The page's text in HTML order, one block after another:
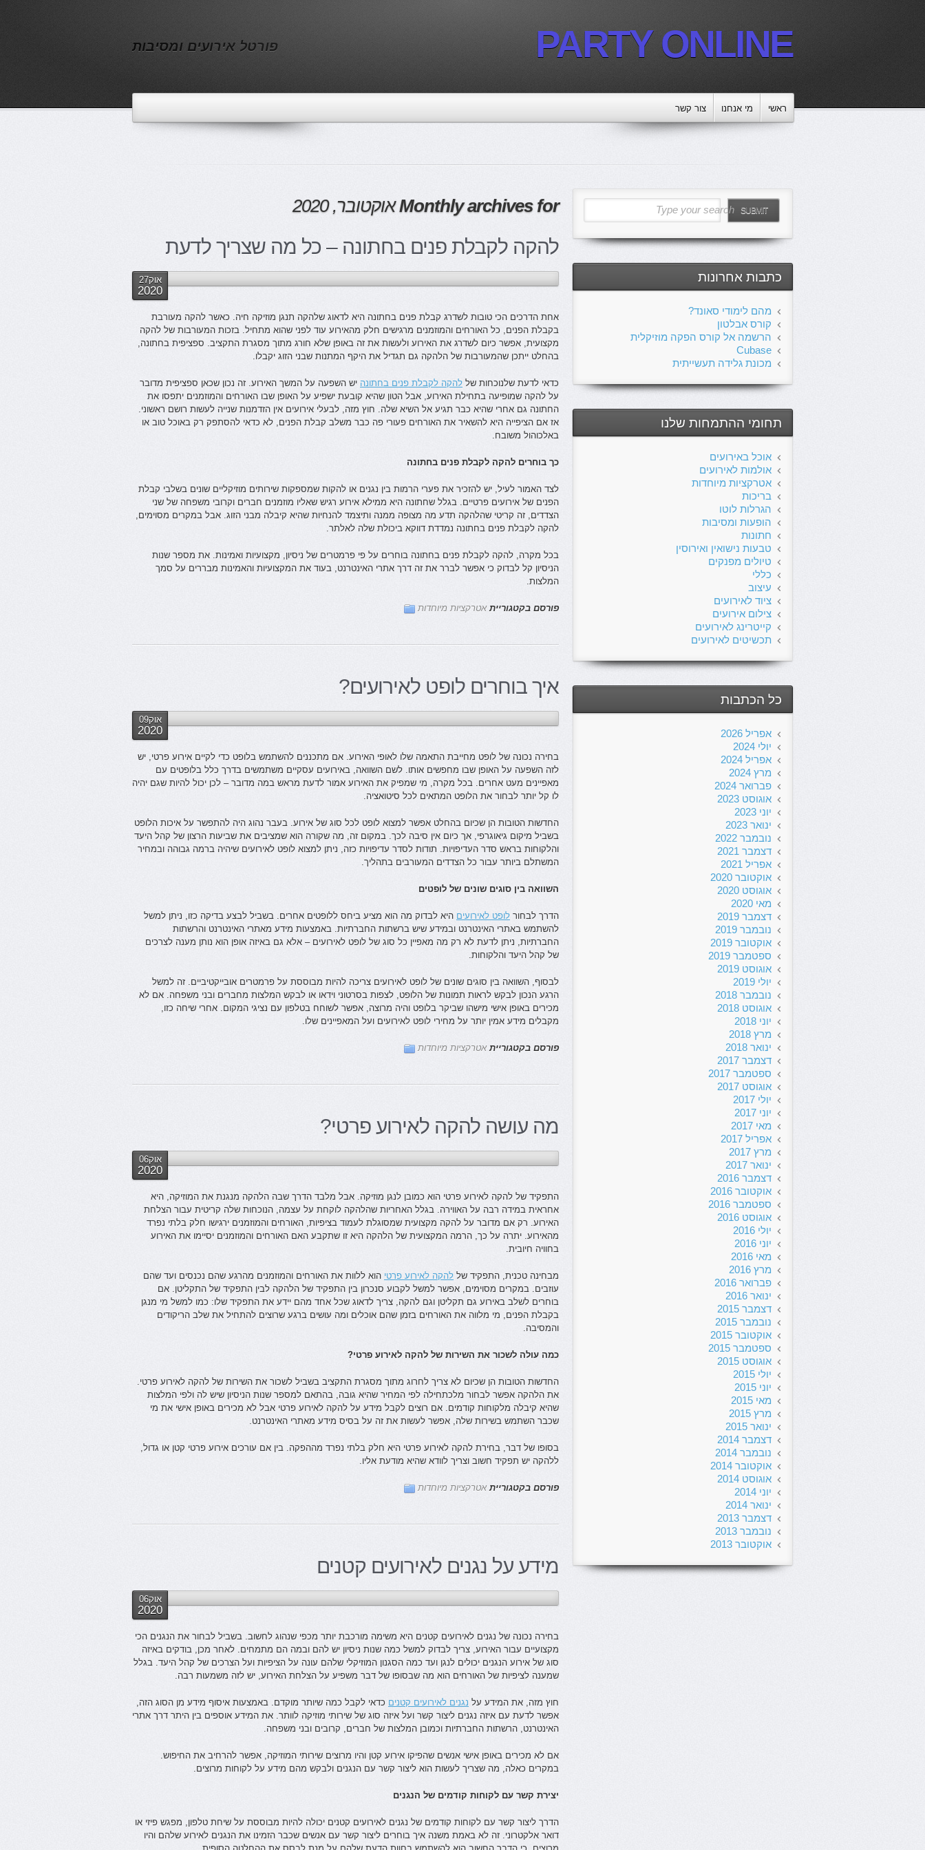
PARTY ONLINE פורטל אירועים ומסיבות
ראשי מי אנחנו צור קשר
Monthly archives for אוקטובר, 2020
להקה לקבלת פנים בחתונה – כל מה שצריך לדעת
אוק27
2020
אחת הדרכים הכי טובות לשדרג קבלת פנים בחתונה היא לדאוג שלהקה תנגן מוזיקה חיה. כאשר להקה מעורבת
בקבלת הפנים, כל האורחים והמוזמנים מרגישים חלק מהאירוע עוד לפני שהוא מתחיל. בזכות המעורבות של להקה
מקצועית, אפשר כיום לשדרג את האירוע ולעשות את זה באופן שלא חורג מתוך מסגרת התקציב. ספציפית בחתונה,
בהחלט ייתכן שהמעורבות של הלהקה גם תגדיל את היקף המתנות שבני הזוג יקבלו.
כדאי לדעת שלנוכחות של להקה לקבלת פנים בחתונה יש השפעה על המשך האירוע. זה נכון שכאן ספציפית מדובר
על להקה שמופיעה בתחילת האירוע, אבל הטון שהיא קובעת ישפיע על האופן שבו האורחים והמוזמנים יתפסו את
החתונה גם אחרי שהיא כבר תגיע אל השיא שלה. חוץ מזה, לבעלי אירועים אין הזדמנות שנייה לעשות רושם ראשוני.
אז אם הציפייה היא להשאיר את האורחים פעורי פה כבר משלב קבלת הפנים, לא כדאי להסתפק רק באוכל טוב או
באלכוהול משובח.
כך בוחרים להקה לקבלת פנים בחתונה
לצד האמור לעיל, יש להזכיר את פערי הרמות בין נגנים או להקות שמספקות שירותים מוזיקליים שונים בשלבי קבלת
הפנים של אירועים פרטיים. בגלל שחתונה היא ממילא אירוע רגיש שאליו מוזמנים חברים וקרובי משפחה של שני
הצדדים, זה קריטי שהלהקה תדע מה מצופה ממנה ותיצמד להנחיות שהיא קיבלה מבני הזוג. אבל במקרים מסוימים,
להקה לקבלת פנים בחתונה נמדדת דווקא ביכולת שלה לאלתר.
בכל מקרה, להקה לקבלת פנים בחתונה בוחרים על פי פרמטרים של ניסיון, מקצועיות ואמינות. את מספר שנות
הניסיון קל לבדוק כי אפשר לברר את זה דרך אתרי האינטרנט, בעוד את המקצועיות והאמינות מבררים על סמך
המלצות.
פורסם בקטגוריית אטרקציות מיוחדות
איך בוחרים לופט לאירועים?
אוק09
2020
בחירה נכונה של לופט מחייבת התאמה שלו לאופי האירוע. אם מתכננים להשתמש בלופט כדי לקיים אירוע פרטי, יש
לזה השפעה על האופן שבו מחפשים אותו. לשם השוואה, באירועים עסקיים משתמשים בדרך כלל בלופטים עם
מאפיינים מעט אחרים. בכל מקרה, מי שמפיק את האירוע אמור לדעת מראש במה מדובר – לכן יכול להיות שגם יהיה
לו קל יותר לבחור את הלופט המתאים לכל סיטואציה.
החדשות הטובות הן שכיום בהחלט אפשר למצוא לופט לכל סוג של אירוע. בעבר נהוג היה להתפשר על איכות הלופט
בשביל מיקום גיאוגרפי, אך כיום אין סיבה לכך. במקום זה, מה שקורה הוא שמציבים את שביעות הרצון של קהל היעד
והלקוחות בראש סדר העדיפויות. תודות לסדר עדיפויות כזה, ניתן למצוא לופט לאירועים שיהיה ברמה גבוהה ובמחיר
המשתלם ביותר עבור כל הצדדים המעורבים בתהליך.
השוואה בין סוגים שונים של לופטים
הדרך לבחור לופט לאירועים היא לבדוק מה הוא מציע ביחס ללופטים אחרים. בשביל לבצע בדיקה כזו, ניתן למשל
להשתמש באתרי האינטרנט ובמידע שיש ברשתות החברתיות. באמצעות מידע מאתרי האינטרנט והרשתות
החברתיות, ניתן לדעת לא רק מה מאפיין כל סוג של לופט לאירועים – אלא גם באיזה אופן הוא נותן מענה לצרכים
של קהל היעד והלקוחות.
לבסוף, השוואה בין סוגים שונים של לופט לאירועים צריכה להיות מבוססת על פרמטרים אובייקטיביים. זה למשל
הרגע הנכון לבקש לראות תמונות של הלופט, לצפות בסרטוני וידאו או לבקש המלצות מחברים ובני משפחה. אם לא
מכירים באופן אישי מישהו שביקר בלופט והיה מרוצה, אפשר לשוחח בטלפון עם נציגי המקום. אחרי שיחה כזו,
מקבלים מידע אמין יותר על מחירי לופט לאירועים ועל המאפיינים שלו.
פורסם בקטגוריית אטרקציות מיוחדות
מה עושה להקה לאירוע פרטי?
אוק06
2020
התפקיד של להקה לאירוע פרטי הוא כמובן לנגן מוזיקה. אבל מלבד הדרך שבה הלהקה מנגנת את המוזיקה, היא
אחראית במידה רבה על האווירה. בגלל האחריות שהלהקה לוקחת על עצמה, הנוכחות שלה קריטית עבור הצלחת
האירוע. רק אם מדובר על להקה מקצועית שמסוגלת לעמוד בציפיות, האורחים והמוזמנים ירגישו חלק בלתי נפרד
מהאירוע. יתרה על כך, הרמה המקצועית של הלהקה היא זו שתקבע האם האורחים והמוזמנים יסיימו את האירוע
בחוויה חיובית.
מבחינה טכנית, התפקיד של להקה לאירוע פרטי הוא ללוות את האורחים והמוזמנים מהרגע שהם נכנסים ועד שהם
עוזבים. במקרים מסוימים, אפשר למשל לקבוע סנכרון בין התפקיד של הלהקה לבין התפקיד של התקליטן. אם
בוחרים לשלב באירוע גם תקליטן וגם להקה, צריך לדאוג שכל אחד מהם יידע את התפקיד שלו: כמו למשל מי מנגן
בקבלת הפנים, מי מלווה את האורחים בזמן שהם אוכלים ומה עושים ברגע שרוצים להתחיל את שלב הריקודים
והמסיבה.
כמה עולה לשכור את השירות של להקה לאירוע פרטי?
החדשות הטובות הן שכיום לא צריך לחרוג מתוך מסגרת התקציב בשביל לשכור את השירות של להקה לאירוע פרטי.
את הלהקה אפשר לבחור מלכתחילה לפי המחיר שהיא גובה, בהתאם למספר שנות הניסיון שיש לה ולפי המלצות
שהיא קיבלה מלקוחות קודמים. אם רוצים לקבל מידע על להקה לאירוע פרטי אבל לא מכירים באופן אישי את מי
שכבר השתמש בשירות שלה, אפשר לעשות את זה על בסיס מידע מאתרי האינטרנט.
בסופו של דבר, בחירת להקה לאירוע פרטי היא חלק בלתי נפרד מההפקה. בין אם עורכים אירוע פרטי קטן או גדול,
ללהקה יש תפקיד חשוב וצריך לוודא שהיא מודעת אליו.
פורסם בקטגוריית אטרקציות מיוחדות
מידע על נגנים לאירועים קטנים
אוק06
2020
בחירה נכונה של נגנים לאירועים קטנים היא משימה מורכבת יותר מכפי שנהוג לחשוב. בשביל לבחור את הנגנים הכי
מקצועיים עבור האירוע, צריך לבדוק למשל כמה שנות ניסיון יש להם ובמה הם מתמחים. לאחר מכן, בודקים באיזה
סוג של אירוע הנגנים יכולים לנגן ועד כמה הסגנון המוזיקלי שלהם עונה על הציפיות ועל הצרכים של קהל היעד. בגלל
שמענה לציפיות של האורחים הוא מה שבסופו של דבר משפיע על הצלחת האירוע, יש לזה משמעות רבה.
חוץ מזה, את המידע על נגנים לאירועים קטנים כדאי לקבל כמה שיותר מוקדם. באמצעות איסוף מידע מן הסוג הזה,
אפשר לדעת עם איזה נגנים ליצור קשר ועל איזה סוג של שירותי מוזיקה לוותר. את המידע אוספים בין היתר דרך אתרי
האינטרנט, הרשתות החברתיות וכמובן המלצות של חברים, קרובים ובני משפחה.
אם לא מכירים באופן אישי אנשים שהפיקו אירוע קטן והיו מרוצים שירותי המוזיקה, אפשר להרחיב את החיפוש.
במקרים כאלה, מה שצריך לעשות הוא ליצור קשר עם הנגנים ולבקש מהם מידע על לקוחות מרוצים.
יצירת קשר עם לקוחות קודמים של הנגנים
הדרך ליצור קשר עם לקוחות קודמים של נגנים לאירועים קטנים יכולה להיות מבוססת על שיחת טלפון, מפגש פיזי או
דואר אלקטרוני. זה לא באמת משנה איך בוחרים ליצור קשר עם אנשים שכבר הזמינו את הנגנים לאירוע שלהם והיו
Type your search SUBMIT
כתבות אחרונות
מהם לימודי סאונד?
קורס אבלטון
הרשמה אל קורס הפקה מוזיקלית
Cubase
מכונת גלידה תעשייתית
תחומי ההתמחות שלנו
אוכל באירועים
אולמות לאירועים
אטרקציות מיוחדות
בריכות
הגרלות לוטו
הופעות ומסיבות
חתונות
טבעות נישואין ואירוסין
טיולים מפנקים
כללי
עיצוב
ציוד לאירועים
צילום אירועים
קייטרינג לאירועים
תכשיטים לאירועים
כל הכתבות
אפריל 2026
יולי 2024
אפריל 2024
מרץ 2024
פברואר 2024
אוגוסט 2023
יוני 2023
ינואר 2023
נובמבר 2022
דצמבר 2021
אפריל 2021
אוקטובר 2020
אוגוסט 2020
מאי 2020
דצמבר 2019
נובמבר 2019
אוקטובר 2019
ספטמבר 2019
אוגוסט 2019
יולי 2019
נובמבר 2018
אוגוסט 2018
יוני 2018
מרץ 2018
ינואר 2018
דצמבר 2017
ספטמבר 2017
אוגוסט 2017
יולי 2017
יוני 2017
מאי 2017
אפריל 2017
מרץ 2017
ינואר 2017
דצמבר 2016
אוקטובר 2016
ספטמבר 2016
אוגוסט 2016
יולי 2016
יוני 2016
מאי 2016
מרץ 2016
פברואר 2016
ינואר 2016
דצמבר 2015
נובמבר 2015
אוקטובר 2015
ספטמבר 2015
אוגוסט 2015
יולי 2015
יוני 2015
מאי 2015
מרץ 2015
ינואר 2015
דצמבר 2014
נובמבר 2014
אוקטובר 2014
אוגוסט 2014
יוני 2014
ינואר 2014
דצמבר 2013
נובמבר 2013
אוקטובר 2013